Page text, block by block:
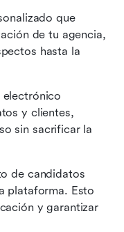
que
de tu agencia,
hasta la
electrónico
y clientes,
sin sacrificar la
de candidatos
plataforma. Esto
y garantizar